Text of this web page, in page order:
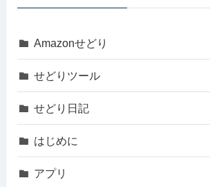
Amazonせどり
せどりツール
せどり日記
はじめに
アプリ